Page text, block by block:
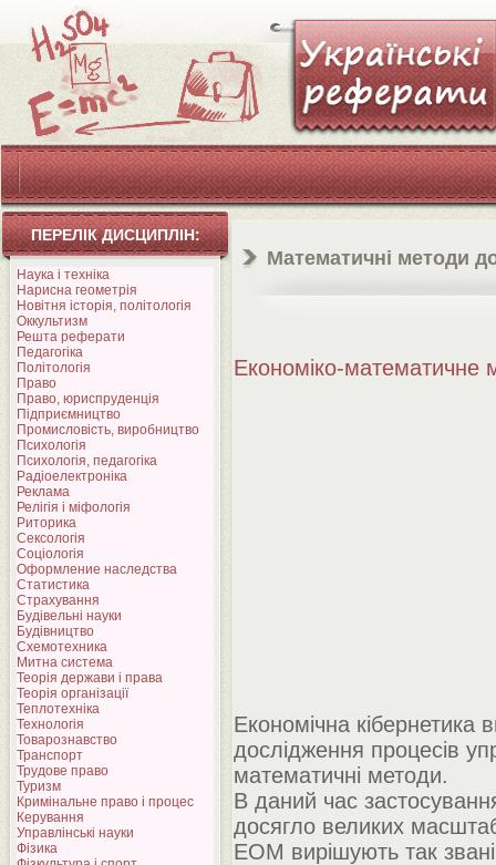
ПЕРЕЛІК ДИСЦИПЛІН:
Наука і техніка
Нарисна геометрія
Новітня історія, політологія
Оккультизм
Решта реферати
Педагогіка
Політологія
Право
Право, юриспруденція
Підприємництво
Промисловість, виробництво
Психологія
Психологія, педагогіка
Радіоелектроніка
Реклама
Релігія і міфологія
Риторика
Сексологія
Соціологія
Оформление наследства
Статистика
Страхування
Будівельні науки
Будівництво
Схемотехника
Митна система
Теорія держави і права
Теорія організації
Теплотехніка
Технологія
Товарознавство
Транспорт
Трудове право
Туризм
Кримінальне право і процес
Керування
Управлінські науки
Фізика
Математичні методи
Економіко-математичне
Економічна кібернетика
дослідження процесів
математичні методи.
В даний час
досягло великих
ЕОМ вирішують так